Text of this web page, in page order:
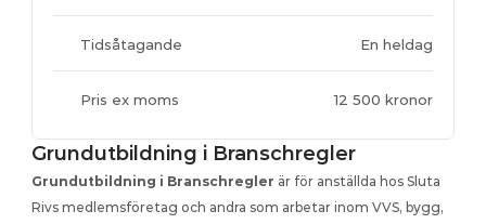
att riva konstruktionen
Dolt läckage i golv
Vi hittar dolda skador i golvet och reparerar utan att riva
upp hela ytan
Sluta Riv - Koncept
Kika på denna korta video där vi utbildar inom VALF &
Grundutbildning i Branschregler
Grundutbildning i Branschregler är för anställda hos Sluta
Rivs medlemsföretag och andra som arbetar inom VVS, bygg,
Tidsåtagande En heldag
Pris ex moms 12 500 kronor